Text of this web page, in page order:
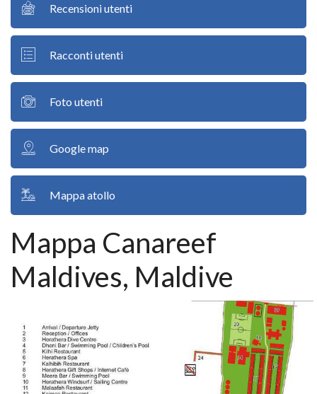
Recensioni utenti
Racconti utenti
Foto utenti
Google map
Mappa atollo
Mappa Canareef
Maldives, Maldive